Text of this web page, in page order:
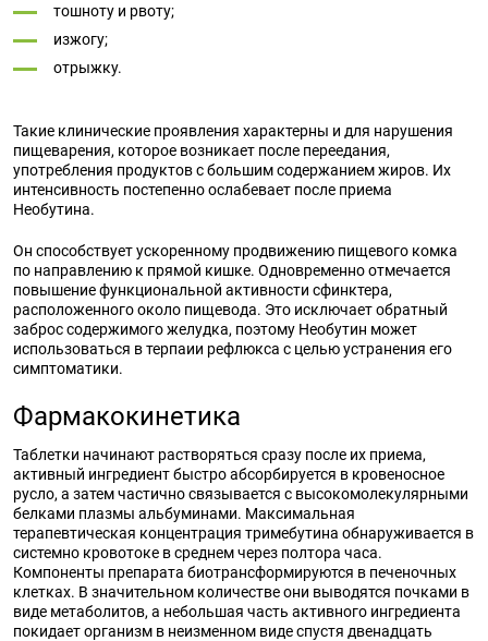
тошноту и рвоту;
изжогу;
отрыжку.
Такие клинические проявления характерны и для нарушения
пищеварения, которое возникает после переедания,
употребления продуктов с большим содержанием жиров. Их
интенсивность постепенно ослабевает после приема
Необутина.
Он способствует ускоренному продвижению пищевого комка
по направлению к прямой кишке. Одновременно отмечается
повышение функциональной активности сфинктера,
расположенного около пищевода. Это исключает обратный
заброс содержимого желудка, поэтому Необутин может
использоваться в терпаии рефлюкса с целью устранения его
симптоматики.
Фармакокинетика
Таблетки начинают растворяться сразу после их приема,
активный ингредиент быстро абсорбируется в кровеносное
русло, а затем частично связывается с высокомолекулярными
белками плазмы альбуминами. Максимальная
терапевтическая концентрация тримебутина обнаруживается в
системно кровотоке в среднем через полтора часа.
Компоненты препарата биотрансформируются в печеночных
клетках. В значительном количестве они выводятся почками в
виде метаболитов, а небольшая часть активного ингредиента
покидает организм в неизменном виде спустя двенадцать